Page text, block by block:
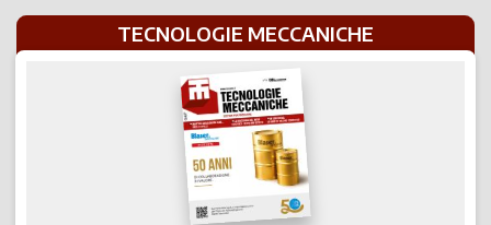
TECNOLOGIE MECCANICHE